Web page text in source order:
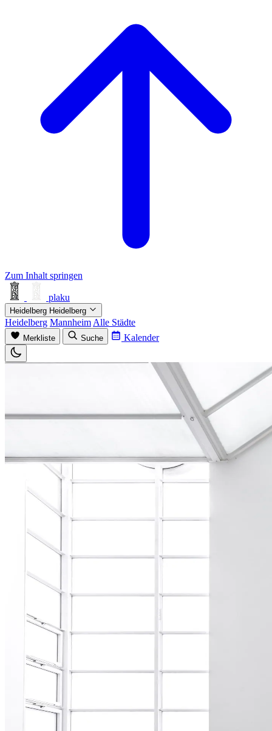
Zum Inhalt springen
plaku
Heidelberg Heidelberg
Heidelberg Mannheim Alle Städte
Merkliste Suche Kalender